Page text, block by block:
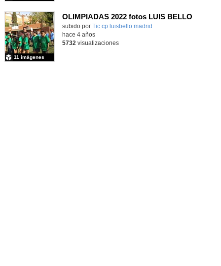
OLIMPIADAS 2022 fotos LUIS BELLO
subido por Tic cp luisbello madrid
11 imágenes
hace 4 años
5732 visualizaciones